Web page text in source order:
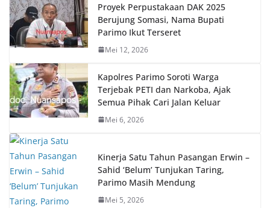
Proyek Perpustakaan DAK 2025
Berujung Somasi, Nama Bupati
Parimo Ikut Terseret
Mei 12, 2026
Kapolres Parimo Soroti Warga
Terjebak PETI dan Narkoba, Ajak
Semua Pihak Cari Jalan Keluar
Mei 6, 2026
Kinerja Satu Tahun Pasangan Erwin –
Sahid ‘Belum’ Tunjukan Taring,
Parimo Masih Mendung
Mei 5, 2026